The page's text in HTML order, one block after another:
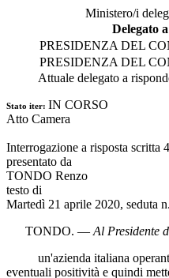
Ministero/i
Delegato
PRESIDENZA DEL
PRESIDENZA DEL
Attuale delegato a
Stato iter: IN CORSO
Atto Camera
Interrogazione a risposta scritta
presentato da
TONDO Renzo
testo di
Martedì 21 aprile 2020, seduta
TONDO. — Al Presidente
un'azienda italiana operante
eventuali positività e quindi